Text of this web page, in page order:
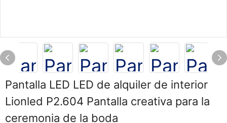
Pantalla LED LED de alquiler de interior
Lionled P2.604 Pantalla creativa para la
ceremonia de la boda